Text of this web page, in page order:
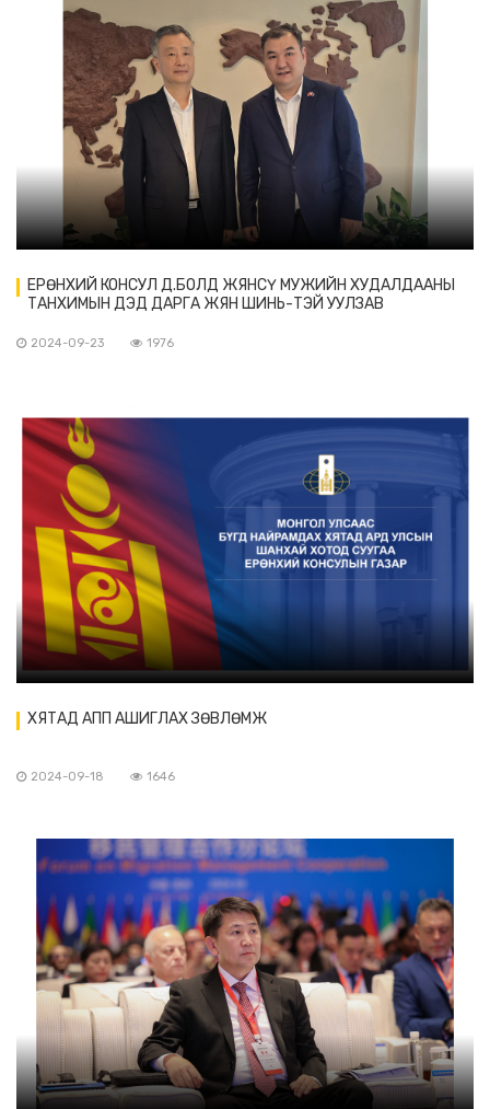
ЕРӨНХИЙ КОНСУЛ Д.БОЛД ЖЯНСҮ МУЖИЙН ХУДАЛДААНЫ
ТАНХИМЫН ДЭД ДАРГА ЖЯН ШИНЬ-ТЭЙ УУЛЗАВ
2024-09-23 1976
ХЯТАД АПП АШИГЛАХ ЗӨВЛӨМЖ
2024-09-18 1646